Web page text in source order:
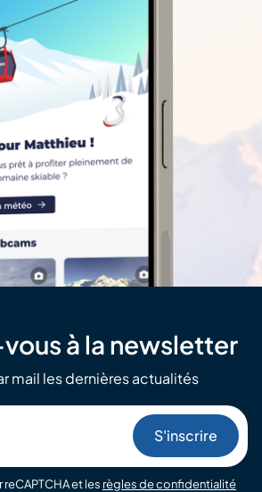
à la newsletter
mail les dernières actualités
et les règles de confidentialité